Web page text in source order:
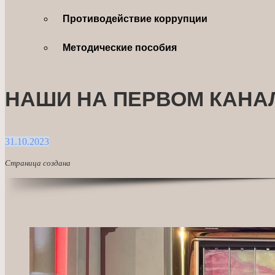
Противодействие коррупции
Методические пособия
НАШИ НА ПЕРВОМ
31.10.2023
Страница создана